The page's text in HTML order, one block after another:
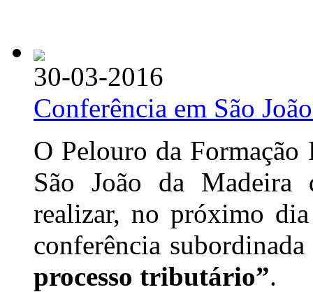
30-03-2016
Conferência em São
O Pelouro da Formação
São João da Madeira
realizar, no próximo
conferência
processo tributário”.